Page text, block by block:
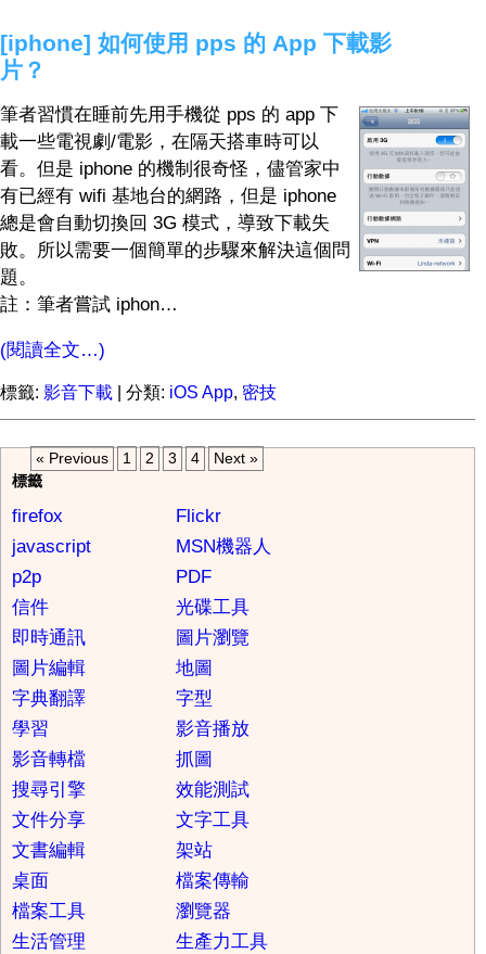
[iphone] 如何使用 pps 的 App 下載影
片？
筆者習慣在睡前先用手機從 pps 的 app 下
載一些電視劇/電影，在隔天搭車時可以
看。但是 iphone 的機制很奇怪，儘管家中
有已經有 wifi 基地台的網路，但是 iphone
總是會自動切換回 3G 模式，導致下載失
敗。所以需要一個簡單的步驟來解決這個問
題。
註：筆者嘗試 iphon…
(閱讀全文…)
標籤: 影音下載 | 分類: iOS App, 密技
« Previous 1 2 3 4
Next »
標籤
firefox
Flickr
javascript
MSN機器人
p2p
PDF
信件
光碟工具
即時通訊
圖片瀏覽
圖片編輯
地圖
字典翻譯
字型
學習
影音播放
影音轉檔
抓圖
搜尋引擎
效能測試
文件分享
文字工具
文書編輯
架站
桌面
檔案傳輸
檔案工具
瀏覽器
生活管理
生產力工具